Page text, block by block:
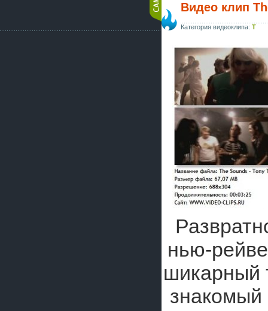
Видео клип
Категория видеоклипа: T
нью-
шикарный
знакомый